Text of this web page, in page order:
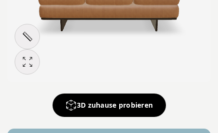
3D zuhause probieren